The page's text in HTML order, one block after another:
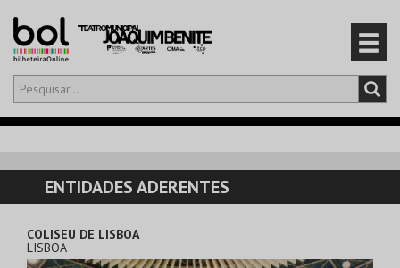
Olá,iniciar sessão
CARRINHO
EVENTOS
CARTÕES
ENTIDADES ADERENTES
COLISEU DE LISBOA
LISBOA